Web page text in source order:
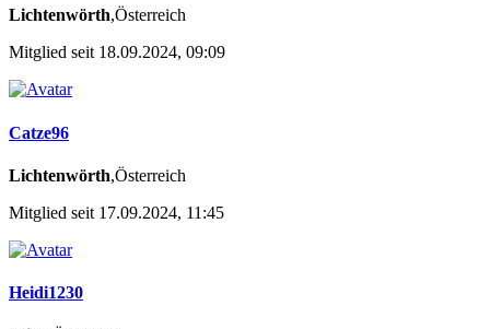
Lichtenwörth,Österreich
Mitglied seit 18.09.2024, 09:09
Catze96
Lichtenwörth,Österreich
Mitglied seit 17.09.2024, 11:45
Heidi1230